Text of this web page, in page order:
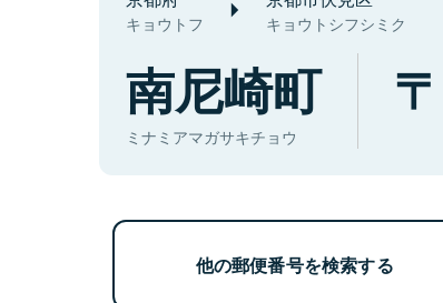
キョウトフ キョウトシフシミク
南尼崎町
ミナミアマガサキチョウ
他の郵便番号を検索する